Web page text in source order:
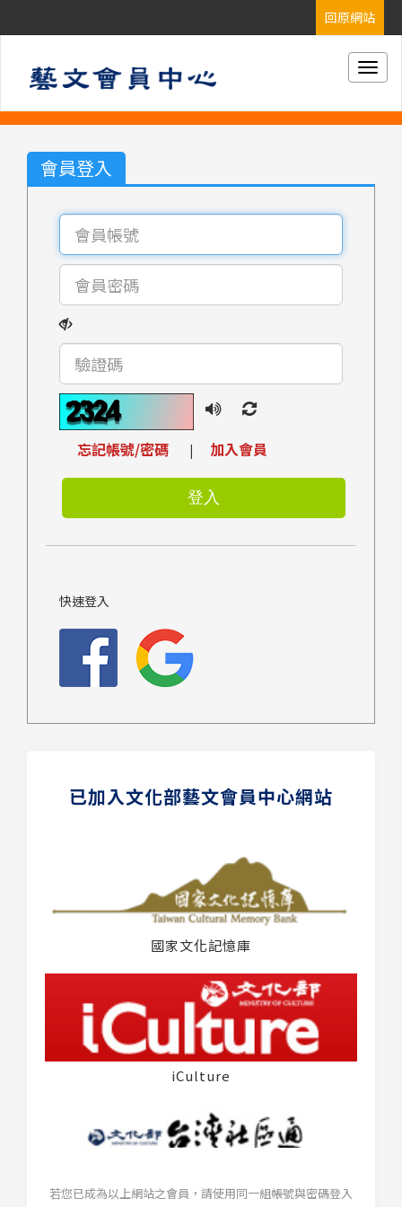
會員登入
忘記帳號/密碼 | 加入會員
快速登入
已加入文化部藝文會員中心網站
國家文化記憶庫
iCulture
若您已成為以上網站之會員，請使用同一組帳號與密碼登入